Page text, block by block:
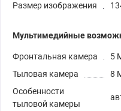
Размер изображения
Мультимедийные
Фронтальная камера
5
Тыловая камера
8
Особенности
тыловой камеры